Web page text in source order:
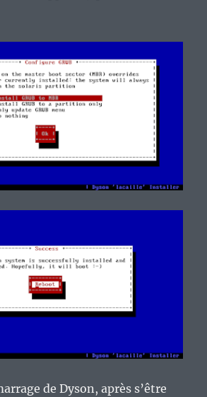
de Dyson, après s’être